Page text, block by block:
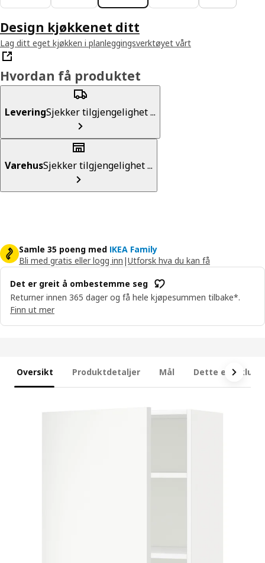
Design kjøkkenet ditt
Lag ditt eget kjøkken i planleggingsverktøyet vårt
Hvordan få produktet
LeveringSjekker tilgjengelighet ...
VarehusSjekker tilgjengelighet ...
Samle 35 poeng med IKEA Family
Bli med gratis eller logg inn |Utforsk hva du kan få
Det er greit å ombestemme seg
Returner innen 365 dager og få hele kjøpesummen tilbake*.
Finn ut mer
Oversikt Produktdetaljer Mål Dette er